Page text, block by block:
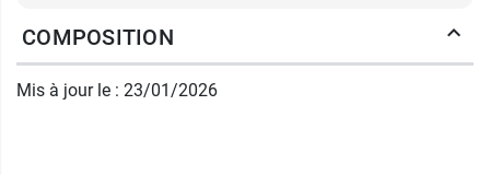
L'Huileessentielle Inule odorante
respiratoire. Elle possèderait des propriétés
COMPOSITION
Mis à jour le : 23/01/2026